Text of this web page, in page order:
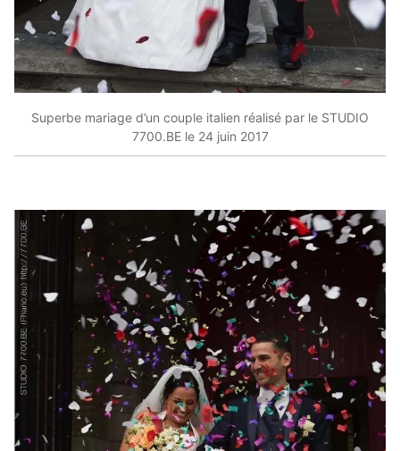
Superbe mariage d’un couple italien réalisé par le STUDIO
7700.BE le 24 juin 2017